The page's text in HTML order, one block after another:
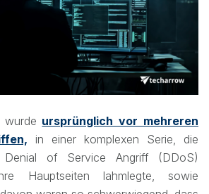
wurde ursprünglich vor mehreren
in einer komplexen Serie, die
Denial of Service Angriff (DDoS)
Hauptseiten lahmlegte, sowie